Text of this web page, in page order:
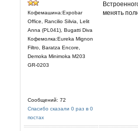
Кофемашина:Expobar
Office, Rancilio Silvia, Lelit
Anna (PL041), Bugatti Diva
Кофемолка:Eureka Mignon
Filtro, Baratza Encore,
Demoka Minimoka M203
GR-0203
Сообщений: 72
Спасибо сказали 0 раз в 0
постах
менять